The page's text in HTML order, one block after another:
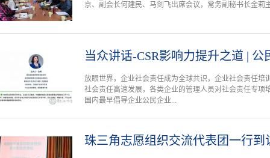
京、副会长何建民、马剑飞出席会议，常务副秘书长金莉
当众讲话-CSR影响力提升之道 | 公
放眼世界，企业社会责任成为全球共识，企业社会责任培
社会责任高速发展，各类企业的管理人员对社会责任专项
国内最早倡导企业公民企业...
珠三角志愿组织交流代表团一行到